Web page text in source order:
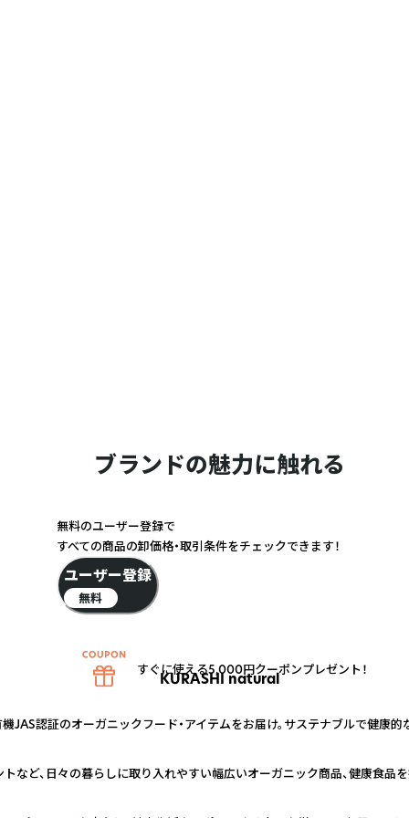
ブランドの魅力に触れる
KURASHI natural
機JAS認証のオーガニックフード・アイテムをお届け。サステナブルで健康
など、日々の暮らしに取り入れやすい幅広いオーガニック商品、健康食品
無料のユーザー登録で
すべての商品の卸価格・取引条件をチェックできます！
ユーザー登録
無料
すぐに使える5,000円クーポンプレゼント！